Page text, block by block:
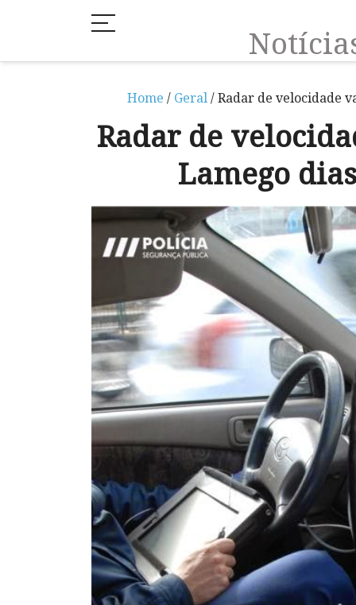
Home / Geral/ Radar de velocidade
Radar de
Lamego